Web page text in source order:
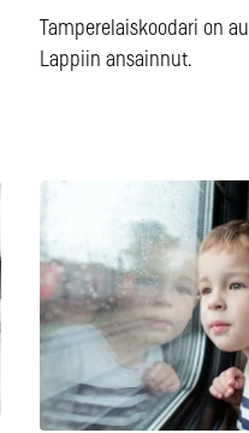
Tamperelaiskoodari on
Lappiin ansainnut.